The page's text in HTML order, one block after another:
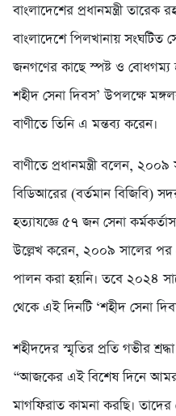
বাংলাদেশের প্রধানমন্ত্রী
বাংলাদেশে পিলখানায় সংঘটিত
জনগণের কাছে স্পষ্ট ও বোধগম্য
শহীদ সেনা দিবস’ উপলক্ষে
বাণীতে তিনি এ মন্তব্য করেন।
বাণীতে প্রধানমন্ত্রী বলেন,
বিডিআরের (বর্তমান বিজিবি)
হত্যাযজ্ঞে ৫৭ জন সেনা
উল্লেখ করেন, ২০০৯ সালের পর
পালন করা হয়নি। তবে ২০২৪
থেকে এই দিনটি ‘শহীদ সেনা
শহীদদের স্মৃতির প্রতি গভীর
“আজকের এই বিশেষ দিনে আমরা
মাগফিরাত কামনা করছি।